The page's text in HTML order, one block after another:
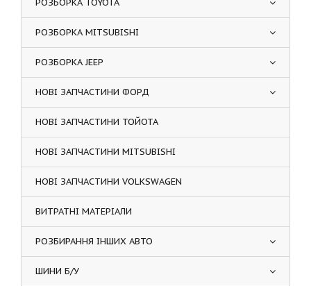
РОЗБОРКА TOYOTA
РОЗБОРКА MITSUBISHI
РОЗБОРКА JEEP
НОВІ ЗАПЧАСТИНИ ФОРД
НОВІ ЗАПЧАСТИНИ ТОЙОТА
НОВІ ЗАПЧАСТИНИ MITSUBISHI
НОВІ ЗАПЧАСТИНИ VOLKSWAGEN
ВИТРАТНІ МАТЕРІАЛИ
РОЗБИРАННЯ ІНШИХ АВТО
ШИНИ Б/У